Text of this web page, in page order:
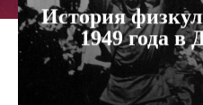
История
1949 года в